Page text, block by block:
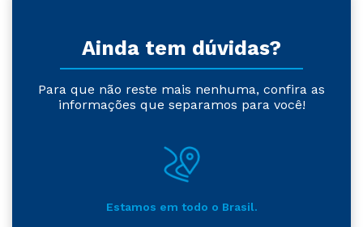
Ainda tem dúvidas?
Para que não reste mais nenhuma, confira as
informações que separamos para você!
Estamos em todo o Brasil.